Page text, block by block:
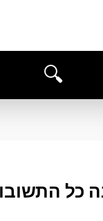
🔍
כל